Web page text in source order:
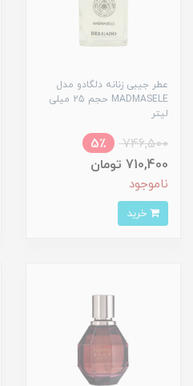
عطر جیبی زنانه دلگادو مدل
MADMASELE حجم 25 میلی
لیتر
746,500
5٪
710,400 تومان
ناموجود